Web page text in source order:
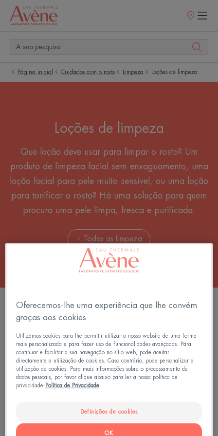
Pontos
Página inicial Cuidados com o rosto Limpeza Loções de limpeza
Loções de limpeza
Que loção deve usar para limpar o rosto? Um
produto de limpeza facial sem enxaguamento, uma
loção facial para pele muito sensível, ou uma loção
para tonificar o rosto? Há uma solução para quem
procura uma pele limpa, fresca e purificada.
Todas as Limpeza
3 resultados "Loções de limpeza"
Comedomed
Gel
de
Limpeza
Peeling
Cleanance
Micelar
Cleanance
Oferecemos-lhe uma experiência que lhe convém
graças aos cookies
Utilizamos cookies para lhe permitir utilizar o nosso website de uma forma
mais personalizada e para fazer uso de funcionalidades avançadas. Para
continuar e facilitar a sua navegação no sítio web, pode aceitar
directamente a utilização de cookies. Caso contrário, pode personalizar a
utilização de cookies. Para mais informações sobre o processamento de
dados pessoais, por favor clique abaixo para ler a nossa política de
privacidade: Política de Privacidade
Definições de cookies
OK